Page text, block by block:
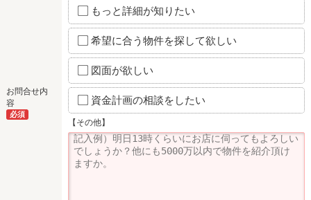
お問合せ内
容
必須
もっと詳細が知りたい
希望に合う物件を探して欲しい
図面が欲しい
資金計画の相談をしたい
【その他】